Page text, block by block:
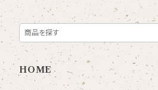
HOME